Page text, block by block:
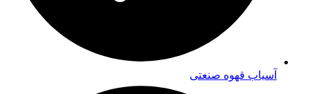
آسیاب قهوه صنعتی